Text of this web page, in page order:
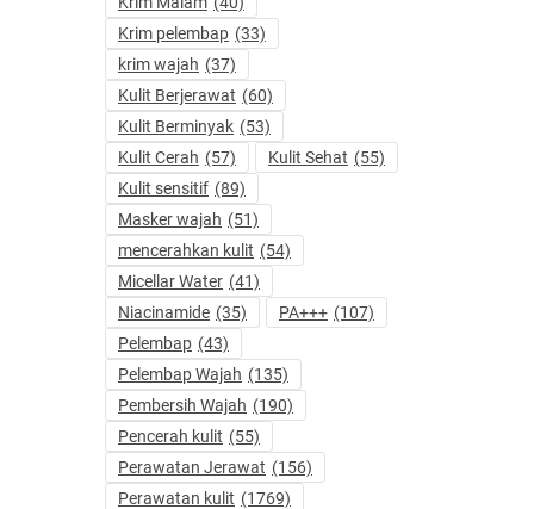
Krim pelembap (33)
krim wajah (37)
Kulit Berjerawat (60)
Kulit Berminyak (53)
Kulit Cerah (57) Kulit Sehat (55)
Kulit sensitif (89)
Masker wajah (51)
mencerahkan kulit (54)
Micellar Water (41)
Niacinamide (35) PA+++ (107)
Pelembap (43)
Pelembap Wajah (135)
Pembersih Wajah (190)
Pencerah kulit (55)
Perawatan Jerawat (156)
Perawatan kulit (1769)